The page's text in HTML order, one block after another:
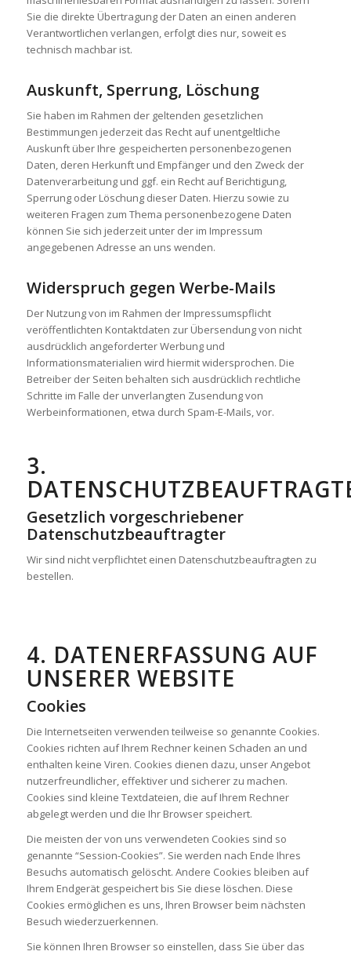
Sie die direkte Übertragung der Daten an einen anderen
Verantwortlichen verlangen, erfolgt dies nur, soweit es
technisch machbar ist.
Auskunft, Sperrung, Löschung
Sie haben im Rahmen der geltenden gesetzlichen
Bestimmungen jederzeit das Recht auf unentgeltliche
Auskunft über Ihre gespeicherten personenbezogenen
Daten, deren Herkunft und Empfänger und den Zweck der
Datenverarbeitung und ggf. ein Recht auf Berichtigung,
Sperrung oder Löschung dieser Daten. Hierzu sowie zu
weiteren Fragen zum Thema personenbezogene Daten
können Sie sich jederzeit unter der im Impressum
angegebenen Adresse an uns wenden.
Widerspruch gegen Werbe-Mails
Der Nutzung von im Rahmen der Impressumspflicht
veröffentlichten Kontaktdaten zur Übersendung von nicht
ausdrücklich angeforderter Werbung und
Informationsmaterialien wird hiermit widersprochen. Die
Betreiber der Seiten behalten sich ausdrücklich rechtliche
Schritte im Falle der unverlangten Zusendung von
Werbeinformationen, etwa durch Spam-E-Mails, vor.
3.
Gesetzlich vorgeschriebener
Datenschutzbeauftragter
Wir sind nicht verpflichtet einen Datenschutzbeauftragten zu
bestellen.
4. DATENERFASSUNG AUF
UNSERER WEBSITE
Cookies
Die Internetseiten verwenden teilweise so genannte Cookies.
Cookies richten auf Ihrem Rechner keinen Schaden an und
enthalten keine Viren. Cookies dienen dazu, unser Angebot
nutzerfreundlicher, effektiver und sicherer zu machen.
Cookies sind kleine Textdateien, die auf Ihrem Rechner
abgelegt werden und die Ihr Browser speichert.
Die meisten der von uns verwendeten Cookies sind so
genannte “Session-Cookies”. Sie werden nach Ende Ihres
Besuchs automatisch gelöscht. Andere Cookies bleiben auf
Ihrem Endgerät gespeichert bis Sie diese löschen. Diese
Cookies ermöglichen es uns, Ihren Browser beim nächsten
Besuch wiederzuerkennen.
Sie können Ihren Browser so einstellen, dass Sie über das